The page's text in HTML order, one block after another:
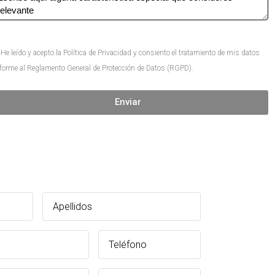
leído y acepto la Política de Privacidad y consiento el tratamiento de mis datos
al Reglamento General de Protección de Datos (RGPD).
Enviar